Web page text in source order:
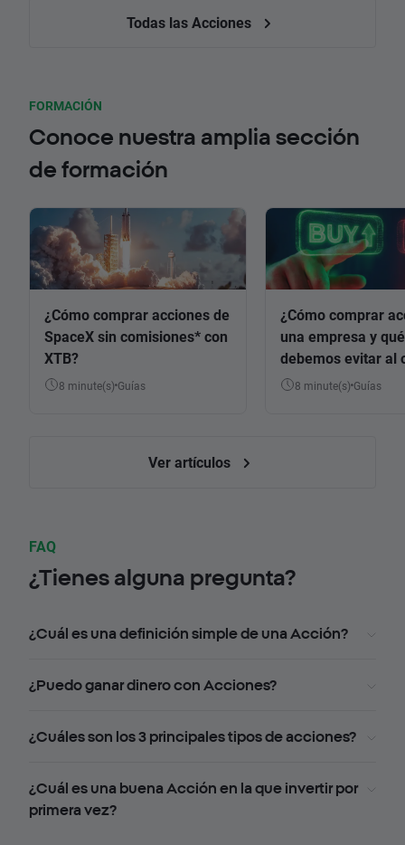
Todas las Acciones
FORMACIÓN
Conoce nuestra amplia sección
de formación
¿Cómo comprar acciones de
SpaceX sin comisiones* con
XTB?
8 minute(s) Guías
¿Cómo comprar
una empresa y
debemos evitar al
8 minute(s) Guías
Ver artículos
FAQ
¿Tienes alguna pregunta?
¿Cuál es una definición simple de una Acción?
¿Puedo ganar dinero con Acciones?
¿Cuáles son los 3 principales tipos de acciones?
¿Cuál es una buena Acción en la que invertir por
primera vez?